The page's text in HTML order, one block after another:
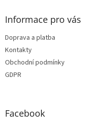
Informace pro vás
Doprava a platba
Kontakty
Obchodní podmínky
GDPR
Facebook